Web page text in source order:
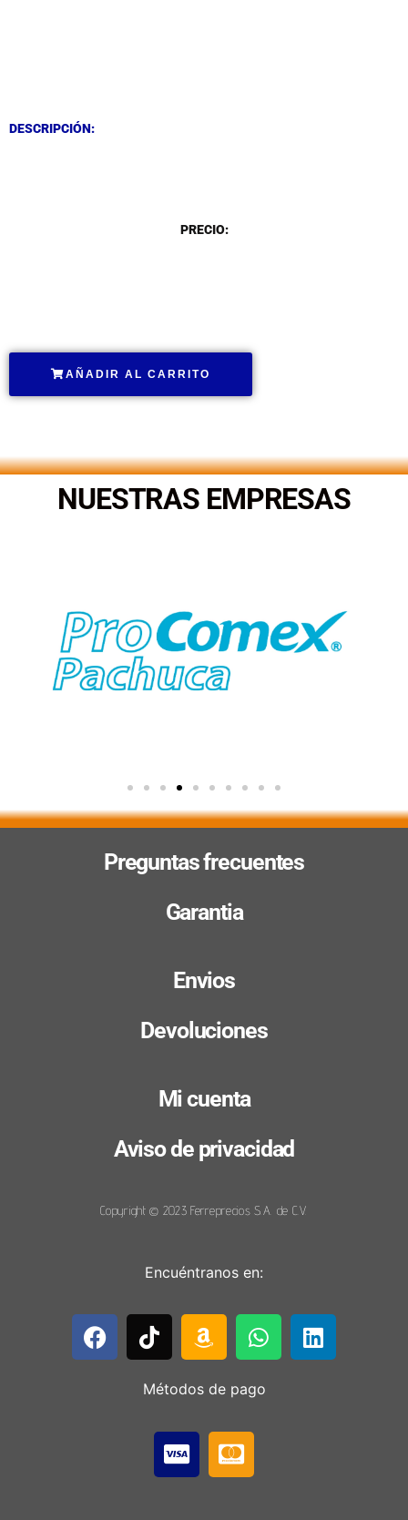
DESCRIPCIÓN:
PRECIO:
AÑADIR AL CARRITO
NUESTRAS EMPRESAS
Preguntas frecuentes
Garantia
Envios
Devoluciones
Mi cuenta
Aviso de privacidad
Copyright © 2023 Ferreprecios S.A. de C.V.
Encuéntranos en:
Métodos de pago